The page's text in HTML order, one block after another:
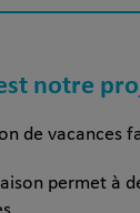
notre
de vacances
permet à